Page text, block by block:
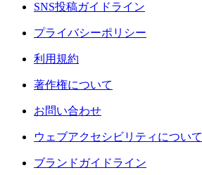
SNS投稿ガイドライン
プライバシーポリシー
利用規約
著作権について
お問い合わせ
ウェブアクセシビリティについて
ブランドガイドライン